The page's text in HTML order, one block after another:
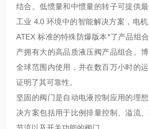
结合。低惯量和中惯量的转子可提供
工业 4.0 环境中的智能解决方案，电
ATEX 标准的特殊防爆版本*了产品组合
产拥有大的高品质液压阀产品组合。
全球范围内使用，并在数百万小时的
证明了其可靠性。
坚固的阀门是自动电液控制应用的理
决方案包括用于比例排量控制、溢流